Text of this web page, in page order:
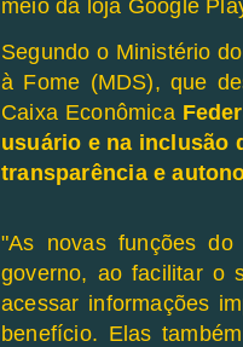
meio da loja Google
Segundo o Ministério
à Fome (MDS), que
Caixa Econômica
usuário e na inclusão
transparência e
"As novas funções
governo, ao facilitar o
acessar informações
benefício. Elas